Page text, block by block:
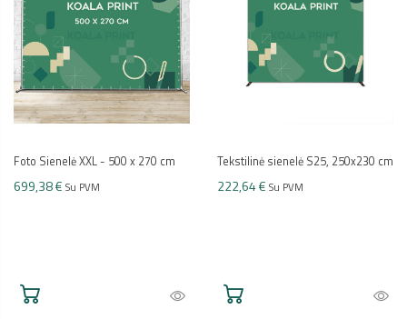
Foto Sienelė XXL - 500 x 270 cm
699,38 € Su PVM
Tekstilinė sienelė S25, 250x230 cm
222,64 € Su PVM